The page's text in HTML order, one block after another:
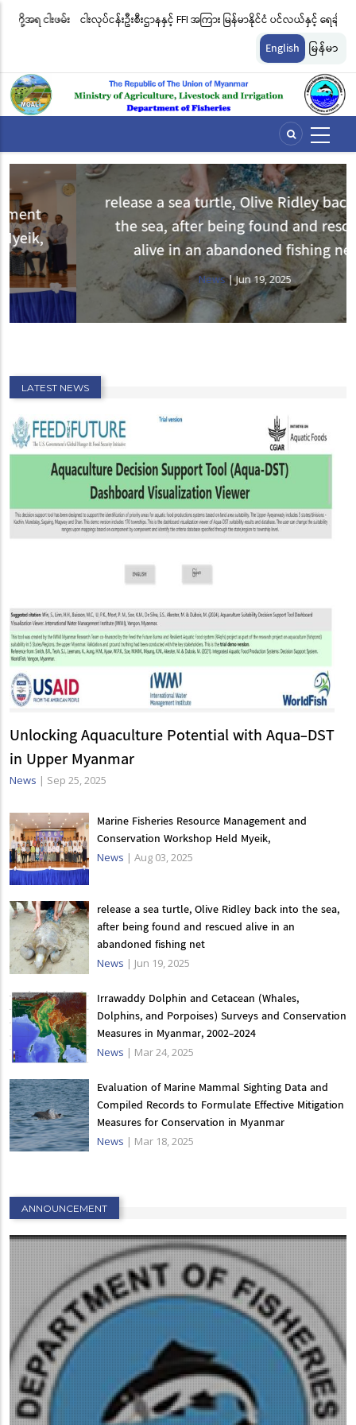
Skip
ငါးလုပ်ငန်းဦးစီးဌာနနှင့် FFI အကြား မြန်မာနိုင်ငံ ပင်လယ်နှင့် ရေချိုဇီဝမျိုးစုံ
မျိုးကွဲများ ထိန်းသိမ်းကာကွယ်စောင့်ရှောက်ခြင်းလုပ်ငန်းများ ဆောင်ရွက်မှု
English မြန်မာ
release a sea turtle, Olive Ridley back into
the sea, after being found and rescued
alive in an abandoned fishing net
News| Jun 19, 2025
LATEST NEWS
Unlocking Aquaculture Potential with Aqua-DST
in Upper Myanmar
News | Sep 25, 2025
Marine Fisheries Resource Management and
Conservation Workshop Held Myeik,
News | Aug 03, 2025
release a sea turtle, Olive Ridley back into the sea,
after being found and rescued alive in an
abandoned fishing net
News | Jun 19, 2025
Irrawaddy Dolphin and Cetacean (Whales,
Dolphins, and Porpoises) Surveys and Conservation
Measures in Myanmar, 2002-2024
News | Mar 24, 2025
Evaluation of Marine Mammal Sighting Data and
Compiled Records to Formulate Effective Mitigation
Measures for Conservation in Myanmar
News | Mar 18, 2025
ANNOUNCEMENT